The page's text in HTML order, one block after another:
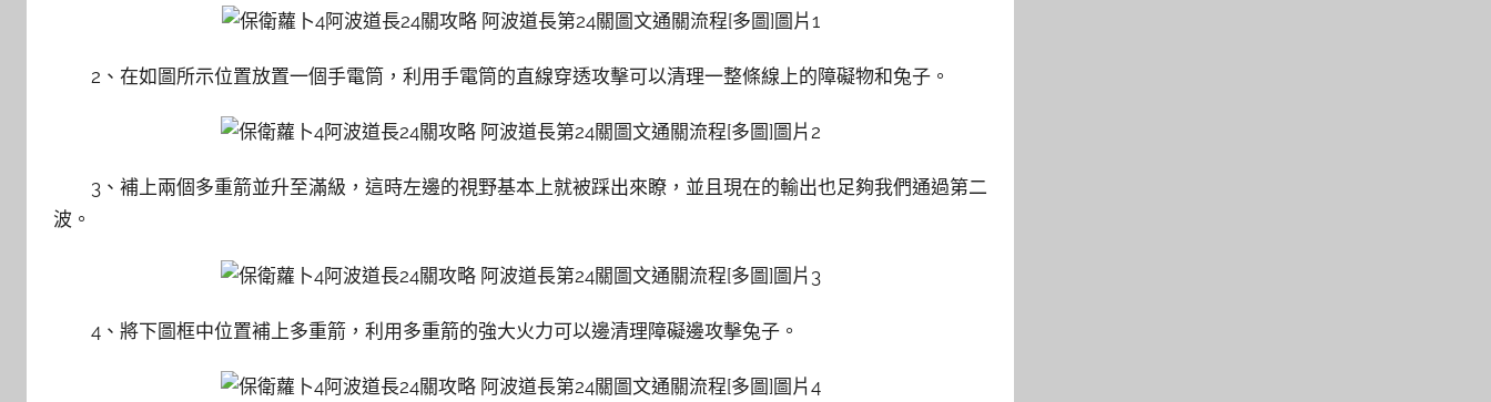
2、在如圖所示位置放置一個手電筒，利用手電筒的直線穿透攻擊可以清理一整條線上的障礙物和兔子。
3、補上兩個多重箭並升至滿級，這時左邊的視野基本上就被踩出來瞭，並且現在的輸出也足夠我們通過第二
波。
4、將下圖框中位置補上多重箭，利用多重箭的強大火力可以邊清理障礙邊攻擊兔子。